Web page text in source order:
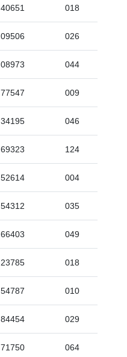
40651 018
09506 026
08973 044
77547 009
34195 046
69323 124
52614 004
54312 035
66403 049
23785 018
54787 010
84454 029
71750 064